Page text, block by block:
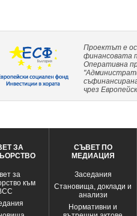
Проектът е
финансовата
Оперативна
чрез
ЗА
за
към
СЪВЕТ ПО
МЕДИАЦИЯ
Заседания
Становища, доклади и
анализи
Нормативни и